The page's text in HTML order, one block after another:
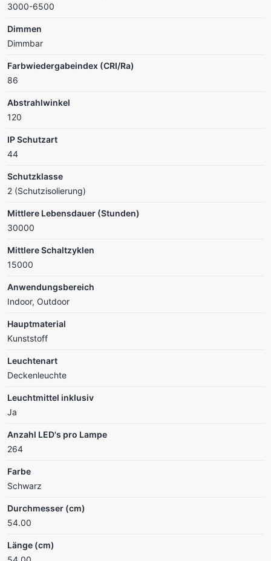
3000-6500
Dimmen
Dimmbar
Farbwiedergabeindex (CRI/Ra)
86
Abstrahlwinkel
120
IP Schutzart
44
Schutzklasse
2 (Schutzisolierung)
Mittlere Lebensdauer (Stunden)
30000
Mittlere Schaltzyklen
15000
Anwendungsbereich
Indoor, Outdoor
Hauptmaterial
Kunststoff
Leuchtenart
Deckenleuchte
Leuchtmittel inklusiv
Ja
Anzahl LED's pro Lampe
264
Farbe
Schwarz
Durchmesser (cm)
54.00
Länge (cm)